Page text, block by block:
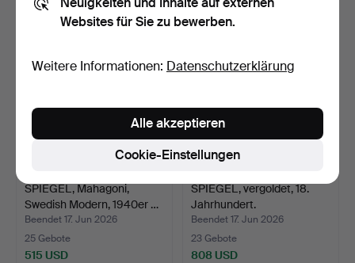
SPIEGEL, Mahagoni,
Swedish Modern, 1940er …
Beendet 17. Jun 2026
25 Gebote
515 USD
SPIEGEL, vergoldet, 18.
Jahrhundert.
Beendet 17. Jun 2026
23 Gebote
808 USD
Websites für Sie zu bewerben.
Weitere Informationen: Datenschutzerklärung
Cookie-Einstellungen
Alle akzeptieren